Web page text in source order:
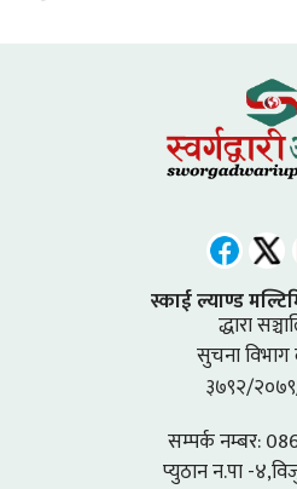
स्काई ल्याण्ड
द्धारा
सुचना विभाग
३७९२/
सम्पर्क नम्बर:
प्युठान न.पा -